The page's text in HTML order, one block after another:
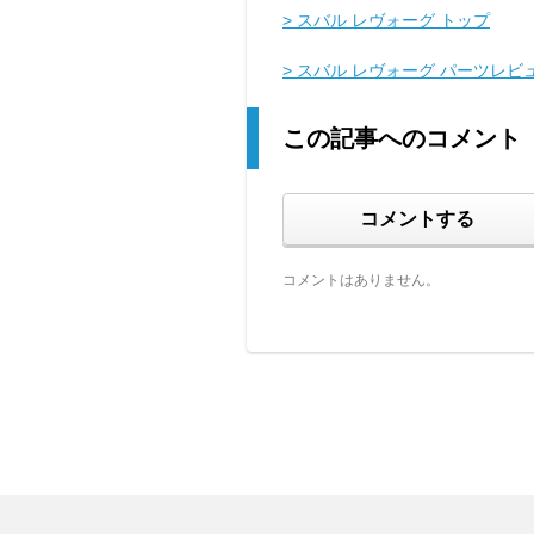
> スバル レヴォーグ トップ
> スバル レヴォーグ パーツレビ
この記事へのコメント
コメントする
コメントはありません。